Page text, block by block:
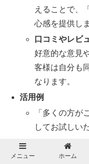
えることで、
心感を提供し
口コミやレビ
好意的な意見
客様は自分も
なります。
活用例
「多くの方が
してお試しい
「〇〇業界の
お使いです。」
メニュー ホーム